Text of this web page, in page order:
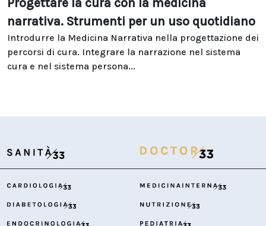
Progettare la cura con la medicina
narrativa. Strumenti per un uso quotidiano
Introdurre la Medicina Narrativa nella progettazione dei
percorsi di cura. Integrare la narrazione nel sistema
cura e nel sistema persona...